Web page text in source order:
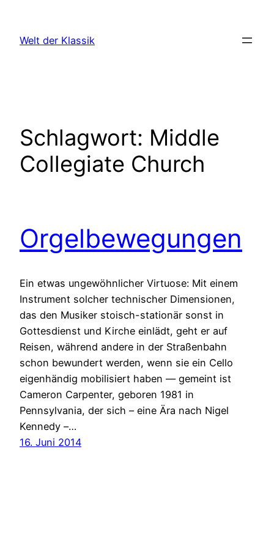
springen
Welt der Klassik
Schlagwort: Middle
Collegiate Church
Orgelbewegungen
Ein etwas ungewöhnlicher Virtuose: Mit einem
Instrument solcher technischer Dimensionen,
das den Musiker stoisch-stationär sonst in
Gottesdienst und Kirche einlädt, geht er auf
Reisen, während andere in der Straßenbahn
schon bewundert werden, wenn sie ein Cello
eigenhändig mobilisiert haben — gemeint ist
Cameron Carpenter, geboren 1981 in
Pennsylvania, der sich – eine Ära nach Nigel
Kennedy –…
16. Juni 2014